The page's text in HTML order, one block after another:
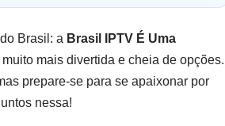
Brasil: a Brasil IPTV É Uma
mais divertida e cheia de opções.
prepare-se para se apaixonar por
nessa!